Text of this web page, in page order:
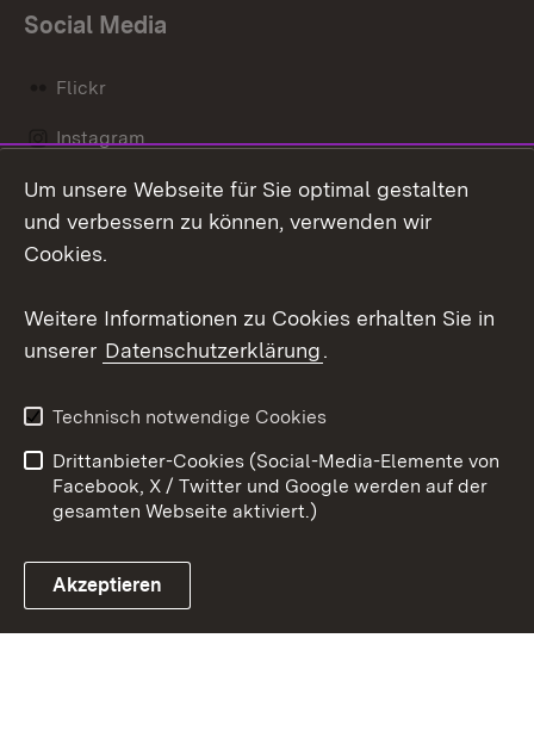
Social Media
Flickr
Instagram
Social Wall
Link zum Landesportal
Barrierefreiheit
Benutzungshinweise
Impressum
Cookies
Um unsere Webseite für Sie optimal gestalten
und verbessern zu können, verwenden wir
Cookies.
Weitere Informationen zu Cookies erhalten Sie in
unserer Datenschutzerklärung.
Technisch notwendige Cookies
Drittanbieter-Cookies (Social-Media-Elemente von
Facebook, X / Twitter und Google werden auf der
gesamten Webseite aktiviert.)
Akzeptieren